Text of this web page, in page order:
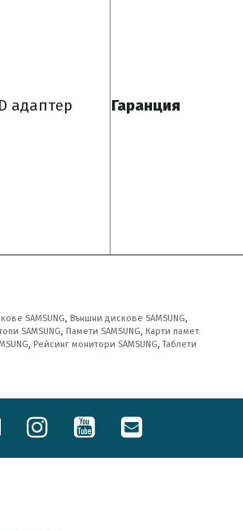
адаптер Гаранция
SAMSUNG, Външни дискове SAMSUNG,
SAMSUNG, Памети SAMSUNG, Карти памет
, Рейсинг монитори SAMSUNG,Таблети